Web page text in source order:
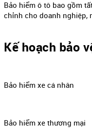
Bảo hiểm ô tô bao gồm
chỉnh cho doanh nghiệp,
Kế hoạch bảo
Bảo hiểm xe cá nhân
Bảo hiểm xe thương mại